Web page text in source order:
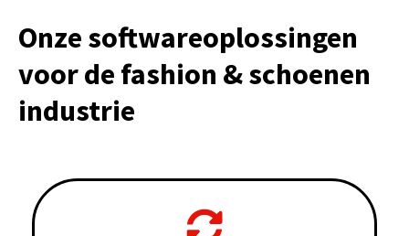
Onze softwareoplossingen
voorde fashion & schoenen
industrie